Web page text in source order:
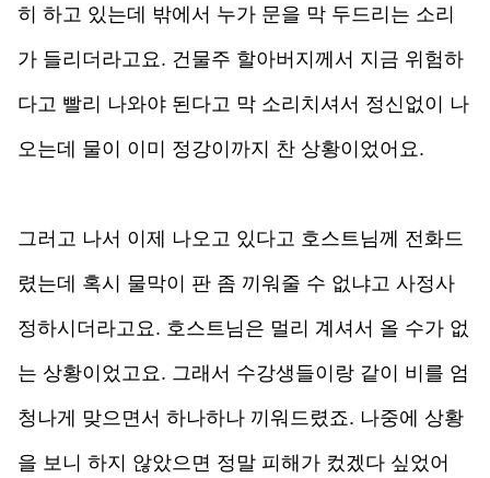
히 하고 있는데 밖에서 누가 문을 막 두드리는 소리
가 들리더라고요. 건물주 할아버지께서 지금 위험하
다고 빨리 나와야 된다고 막 소리치셔서 정신없이 나
오는데 물이 이미 정강이까지 찬 상황이었어요.
그러고 나서 이제 나오고 있다고 호스트님께 전화드
렸는데 혹시 물막이 판 좀 끼워줄 수 없냐고 사정사
정하시더라고요. 호스트님은 멀리 계셔서 올 수가 없
는 상황이었고요. 그래서 수강생들이랑 같이 비를 엄
청나게 맞으면서 하나하나 끼워드렸죠. 나중에 상황
을 보니 하지 않았으면 정말 피해가 컸겠다 싶었어